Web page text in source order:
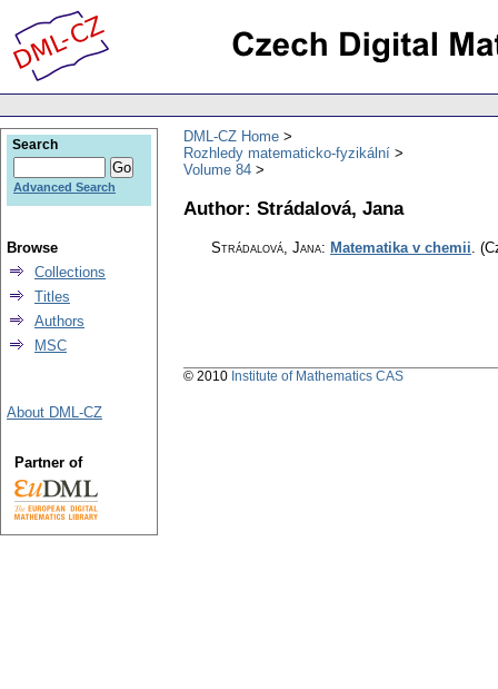
DML-CZ Home
Rozhledy matematicko-fyzikální
Volume 84
Author: Strádalová, Jana
Strádalová, Jana: Matematika v chemii.
Search
Advanced Search
Browse
Collections
Titles
Authors
MSC
About DML-CZ
Partner of
© 2010 Institute of Mathematics CAS